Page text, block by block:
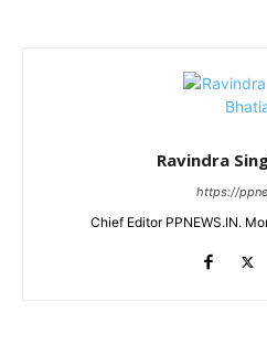
Ravindra
https://
Chief Editor PPNEWS.IN.